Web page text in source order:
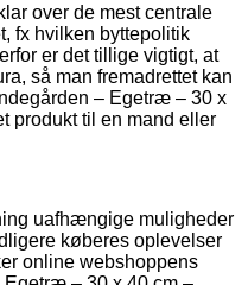
over de mest centrale
fx hvilken byttepolitik
er det tillige vigtigt, at
så man fremadrettet kan
– Egetræ – 30 x
produkt til en mand eller
uafhængige muligheder
køberes oplevelser
online webshoppens